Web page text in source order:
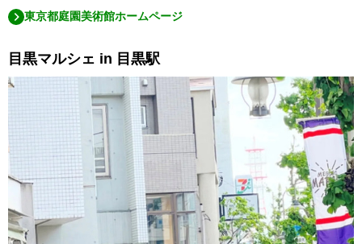
東京都庭園美術館ホームページ
目黒マルシェ in 目黒駅